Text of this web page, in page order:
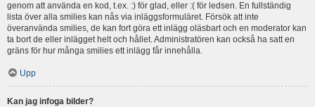
genom att använda en kod, t.ex. :) för glad, eller :( för ledsen. En fullständig
lista över alla smilies kan nås via inläggsformuläret. Försök att inte
överanvända smilies, de kan fort göra ett inlägg oläsbart och en moderator kan
ta bort de eller inlägget helt och hållet. Administratören kan också ha satt en
gräns för hur många smilies ett inlägg får innehålla.
Upp
Kan jag infoga bilder?